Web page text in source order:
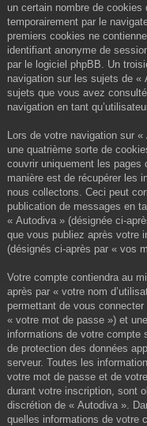
un certain nombre de
temporairement par le
premiers cookies ne
identifiant anonyme de
par le logiciel phpBB. Un
navigation sur les sujets de
sujets que vous avez
navigation en tant
Lors de votre navigation sur
une quatrième sorte de
couvrir uniquement les pages
manière est de récupérer les
nous collectons. Ceci peut
publication de messages en
« Autodiva » (désignée ci-
que vous publiez après votre
(désignés ci-après par « vos
Votre compte contiendra au
après par « votre nom
permettant de vous
« votre mot de passe ») et
informations de votre compte
de protection des données
serveur. Toutes les
votre mot de passe et de
durant votre inscription, sont
discrétion de « Autodiva ».
quelles informations de votre